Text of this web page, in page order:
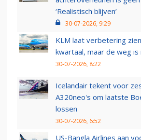
‘Realistisch blijven’
30-07-2026, 9:29
KLM laat verbetering
kwartaal, maar de weg is
30-07-2026, 8:22
Icelandair tekent voor
A320neo's om laatste
lossen
30-07-2026, 6:52
US-Bangla Airlines aan